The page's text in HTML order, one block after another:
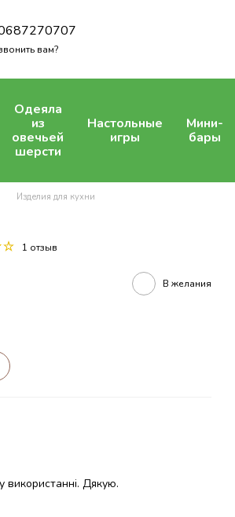
вам?
Одеяла
из
овечьей
шерсти
Настольные
игры
Мини-
бары
Изделия для кухни
1 отзыв
В желания
використанні. Дякую.